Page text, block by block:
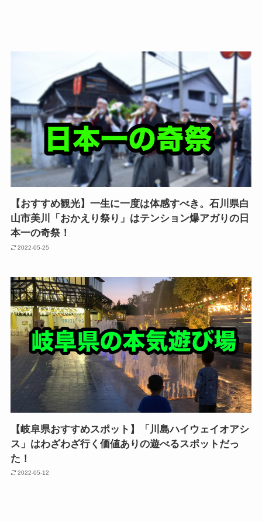
【おすすめ観光】一生に一度は体感すべき。石川県白
山市美川「おかえり祭り」はテンション爆アガりの日
本一の奇祭！
2022-05-25
【岐阜県おすすめスポット】「川島ハイウェイオアシ
ス」はわざわざ行く価値ありの遊べるスポットだっ
た！
2022-05-12